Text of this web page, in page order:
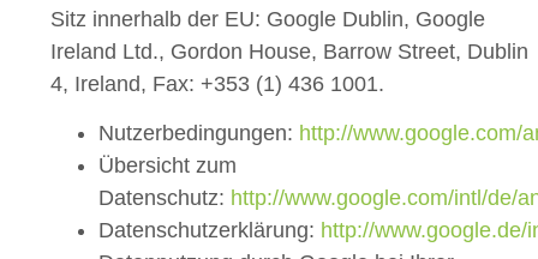
Sitz innerhalb der EU: Google Dublin, Google
Ireland Ltd., Gordon House, Barrow Street, Dublin
4, Ireland, Fax: +353 (1) 436 1001.
Nutzerbedingungen: http://www.google.com/
Übersicht zum
Datenschutz: http://www.google.com/intl/de/
Datenschutzerklärung: http://www.google.de/